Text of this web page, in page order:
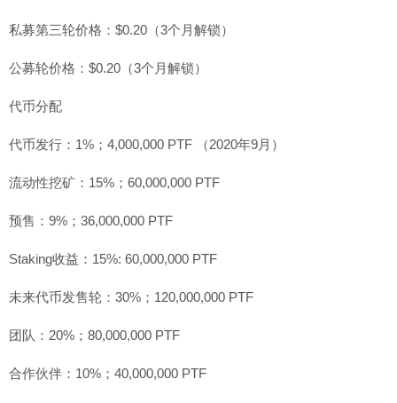
私募第三轮价格：$0.20（3个月解锁）
公募轮价格：$0.20（3个月解锁）
代币分配
代币发行：1%；4,000,000 PTF （2020年9月）
流动性挖矿：15%；60,000,000 PTF
预售：9%；36,000,000 PTF
Staking收益：15%: 60,000,000 PTF
未来代币发售轮：30%；120,000,000 PTF
团队：20%；80,000,000 PTF
合作伙伴：10%；40,000,000 PTF